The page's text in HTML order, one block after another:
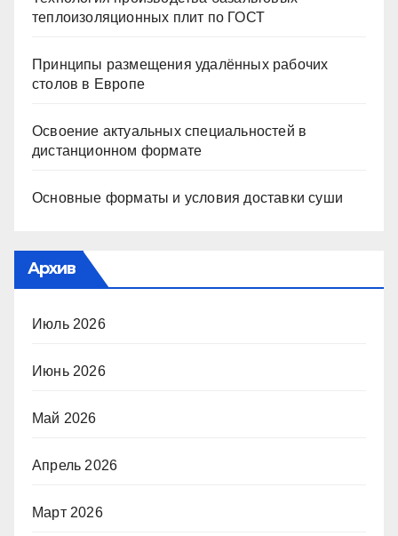
теплоизоляционных плит по ГОСТ
Принципы размещения удалённых рабочих
столов в Европе
Освоение актуальных специальностей в
дистанционном формате
Основные форматы и условия доставки суши
Архив
Июль 2026
Июнь 2026
Май 2026
Апрель 2026
Март 2026